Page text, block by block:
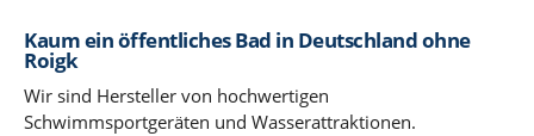
Kaum ein öffentliches Bad in Deutschland ohne
Roigk
Wir sind Hersteller von hochwertigen
Schwimmsportgeräten und Wasserattraktionen.